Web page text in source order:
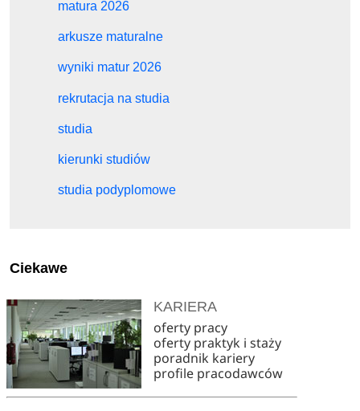
matura 2026
arkusze maturalne
wyniki matur 2026
rekrutacja na studia
studia
kierunki studiów
studia podyplomowe
Ciekawe
KARIERA
oferty pracy
oferty praktyk i staży
poradnik kariery
profile pracodawców